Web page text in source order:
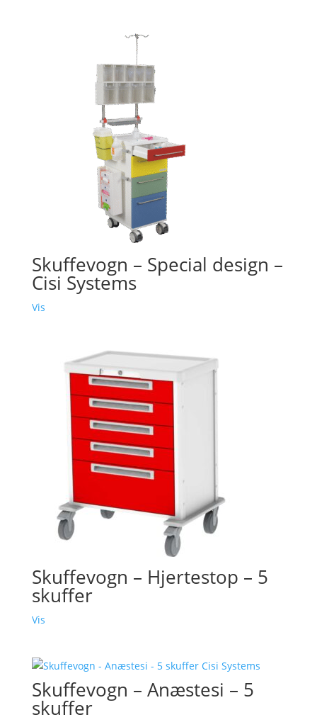
Skuffevogn – Special design –
Cisi Systems
Vis
Skuffevogn – Hjertestop – 5
skuffer
Vis
Skuffevogn – Anæstesi – 5
skuffer